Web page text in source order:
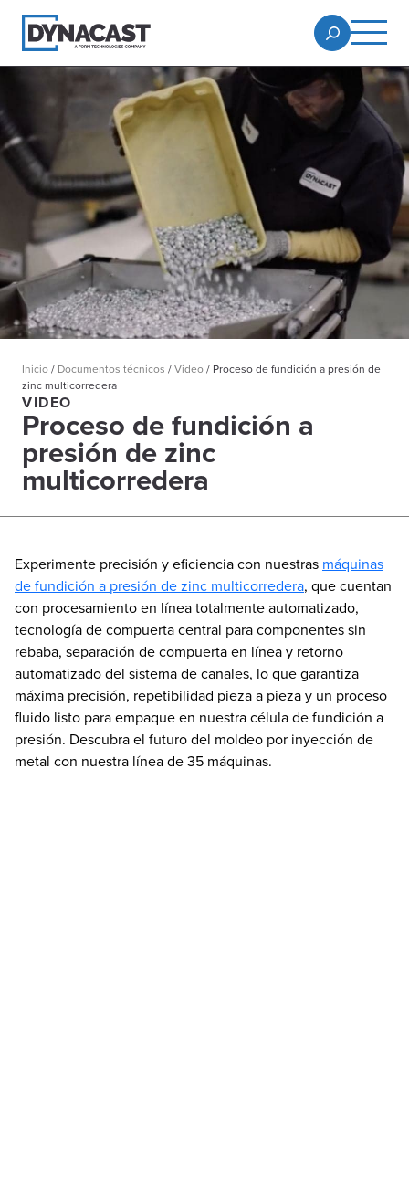
Inicio/ Documentos técnicos /Video/ Proceso de fundición a presión de
zinc multicorredera
VIDEO
Proceso de fundición a
presión de zinc
multicorredera
Experimente precisión y eficiencia con nuestras máquinas
de fundición a presión de zinc multicorredera, que cuentan
con procesamiento en línea totalmente automatizado,
tecnología de compuerta central para componentes sin
rebaba, separación de compuerta en línea y retorno
automatizado del sistema de canales, lo que garantiza
máxima precisión, repetibilidad pieza a pieza y un proceso
fluido listo para empaque en nuestra célula de fundición a
presión. Descubra el futuro del moldeo por inyección de
metal con nuestra línea de 35 máquinas.